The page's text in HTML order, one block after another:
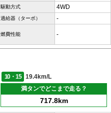
駆動方式 4WD
過給器（ターボ） -
燃費性能 -
10・15
19.4km/L
満タンでどこまで走る？
717.8km